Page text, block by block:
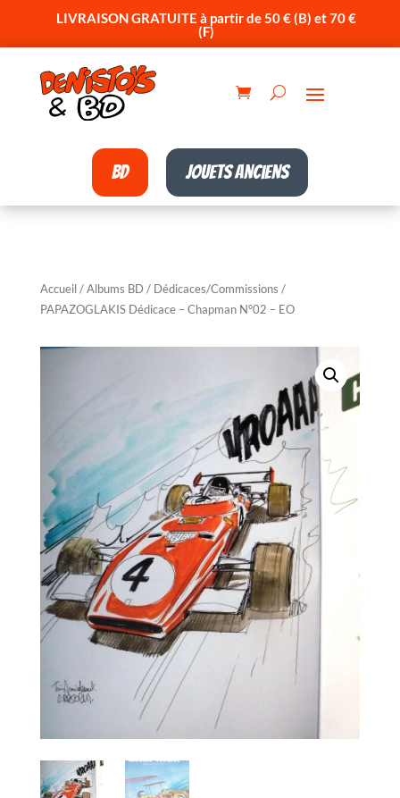
LIVRAISON GRATUITE à partir de 50 € (B) et 70 €
(F)
BD Jouets anciens
Accueil/Albums BD / Dédicaces/Commissions /
PAPAZOGLAKIS Dédicace – Chapman N°02 – EO